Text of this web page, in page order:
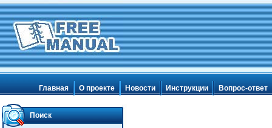
Главная О проекте Новости Инструкции Вопрос-ответ
Поиск